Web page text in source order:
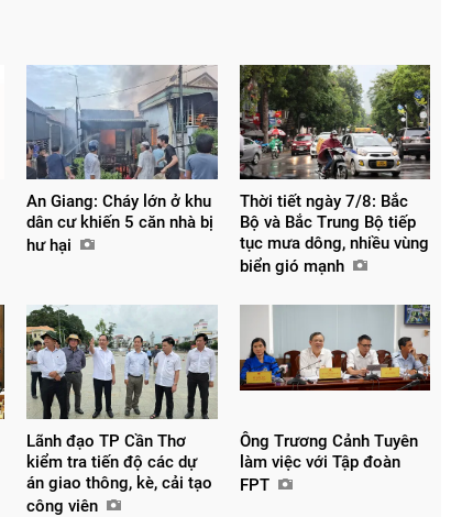
An Giang: Cháy lớn ở khu
dân cư khiến 5 căn nhà bị
hư hại
Thời tiết ngày 7/8: Bắc
Bộ và Bắc Trung Bộ tiếp
tục mưa dông, nhiều vùng
biển gió mạnh
Lãnh đạo TP Cần Thơ
kiểm tra tiến độ các dự
án giao thông, kè, cải tạo
công viên
Ông Trương Cảnh Tuyên
làm việc với Tập đoàn
FPT